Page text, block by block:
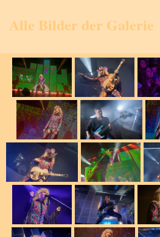
Alle Bilder der Galerie